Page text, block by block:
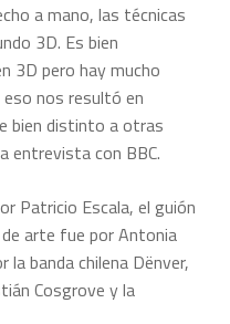
a mano, las técnicas
3D. Es bien
3D pero hay mucho
nos resultó en
bien distinto a otras
entrevista con BBC.
Patricio Escala, el guión
arte fue por Antonia
la banda chilena Dënver,
Cosgrove y la